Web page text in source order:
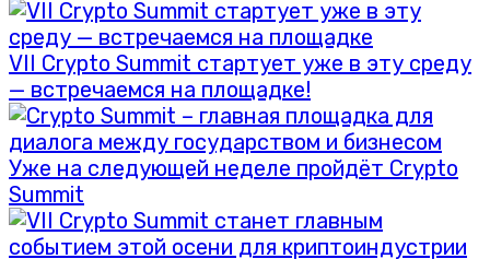
VII Crypto Summit стартует уже в эту среду
— встречаемся на площадке!
Уже на следующей неделе пройдёт Crypto
Summit